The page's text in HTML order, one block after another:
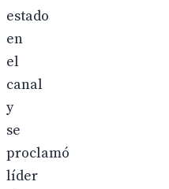
estado
en
el
canal
y
se
proclamó
líder